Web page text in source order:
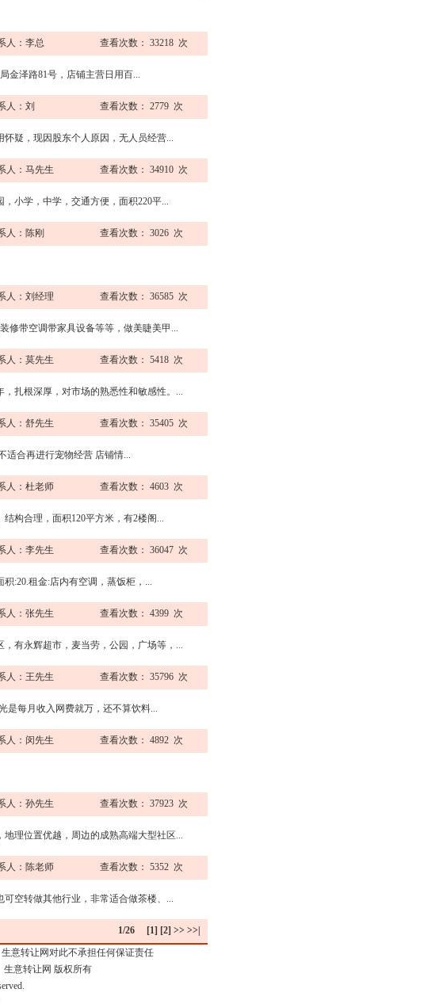
人：李总 查看次数： 33218 次
金泽路81号，店铺主营日用百...
人：刘 查看次数： 2779 次
疑，现因股东个人原因，无人员经营...
人：马先生 查看次数： 34910 次
小学，中学，交通方便，面积220平...
人：陈刚 查看次数： 3026 次
人：刘经理 查看次数： 36585 次
带空调带家具设备等等，做美睫美甲...
人：莫先生 查看次数： 5418 次
扎根深厚，对市场的熟悉性和敏感性。...
人：舒先生 查看次数： 35405 次
合再进行宠物经营 店铺情...
人：杜老师 查看次数： 4603 次
构合理，面积120平方米，有2楼阁...
人：李先生 查看次数： 36047 次
:20.租金:店内有空调，蒸饭柜，...
人：张先生 查看次数： 4399 次
有永辉超市，麦当劳，公园，广场等，...
人：王先生 查看次数： 35796 次
每月收入网费就万，还不算饮料...
人：闵先生 查看次数： 4892 次
人：孙先生 查看次数： 37923 次
理位置优越，周边的成熟高端大型社区...
人：陈老师 查看次数： 5352 次
空转做其他行业，非常适合做茶楼、...
1/26 [1] [2] >> >>|
意转让网对此不承担任何保证责任
生意转让网 版权所有